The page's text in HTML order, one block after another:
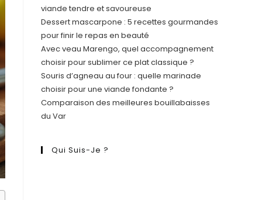
viande tendre et savoureuse
Dessert mascarpone : 5 recettes gourmandes
pour finir le repas en beauté
Avec veau Marengo, quel accompagnement
choisir pour sublimer ce plat classique ?
Souris d’agneau au four : quelle marinade
choisir pour une viande fondante ?
Comparaison des meilleures bouillabaisses
du Var
Qui Suis-Je ?